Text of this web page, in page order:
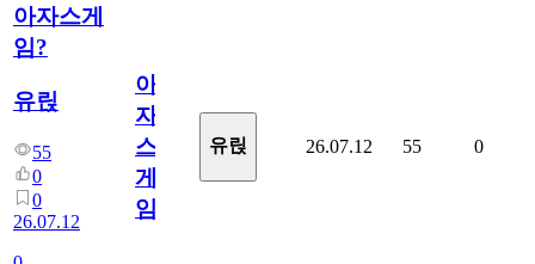
아자스게
임?
유릱
55
0
0
26.07.12
아
자
스
게
임?
유릱 26.07.12 55 0